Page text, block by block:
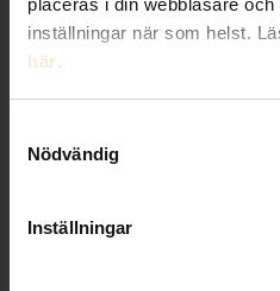
placeras i din webbläsare
inställningar när som helst.
här.
Nödvändig
Inställningar
Boende,
199/279kr
Sund